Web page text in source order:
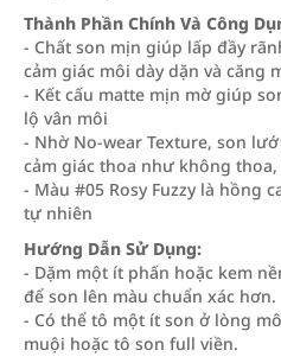
Thành Phần Chính Và Công
- Chất son mịn giúp lấp đầy
cảm giác môi dày dặn và căng
- Kết cấu matte mịn mờ giúp
lộ vân môi
- Nhờ No‑wear Texture, son
cảm giác thoa như không
- Màu #05 Rosy Fuzzy là hồng
tự nhiên
Hướng Dẫn Sử Dụng:
- Dặm một ít phấn hoặc kem
để son lên màu chuẩn xác hơn.
- Có thể tô một ít son ở lòng
muội hoặc tô son full viền.